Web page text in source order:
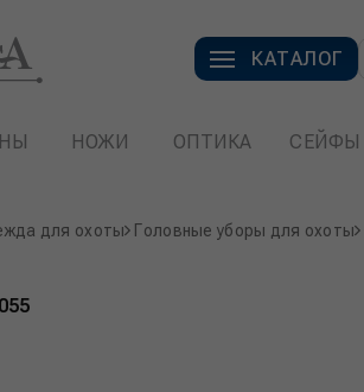
КАТАЛОГ
НОЖИ ОПТИКА СЕЙФЫ
для охоты Головные уборы для охоты